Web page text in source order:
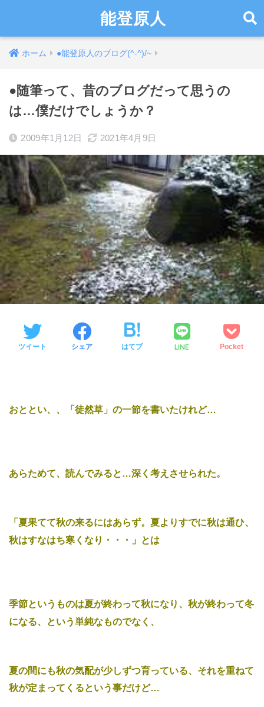
能登原人
ホーム ●能登原人のブログ(^-^)/~
●随筆って、昔のブログだって思うの
は…僕だけでしょうか？
2009年1月12日 2021年4月9日
ツイート シェア はてブ LINE Pocket
おととい、、「徒然草」の一節を書いたけれど…
あらためて、読んでみると…深く考えさせられた。
「夏果てて秋の来るにはあらず。夏よりすでに秋は通ひ、
秋はすなはち寒くなり・・・」とは
季節というものは夏が終わって秋になり、秋が終わって冬
になる、という単純なものでなく、
夏の間にも秋の気配が少しずつ育っている、それを重ねて
秋が定まってくるという事だけど…